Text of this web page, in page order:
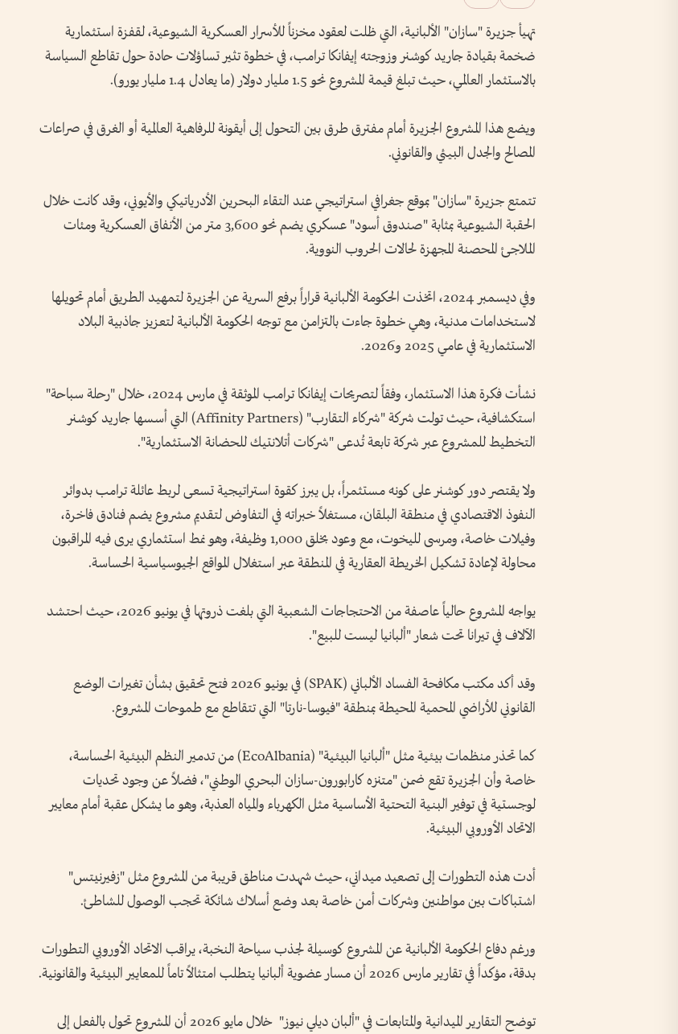
تهيأ جزيرة "سازان" الألبانية، التي ظلت لعقود مخزناً للأسرار العسكرية الشيوعية، لقفزة استثمارية
ضخمة بقيادة جاريد كوشنر وزوجته إيفانكا ترامب، في خطوة تثير تساؤلات حادة حول تقاطع السياسة
بالاستثمار العالمي، حيث تبلغ قيمة المشروع نحو 1.5 مليار دولار (ما يعادل 1.4 مليار يورو).
ويضع هذا المشروع الجزيرة أمام مفترق طرق بين التحول إلى أيقونة للرفاهية العالمية أو الغرق في صراعات
المصالح والجدل البيئي والقانوني.
تتمتع جزيرة "سازان" بموقع جغرافي استراتيجي عند التقاء البحرين الأدرياتيكي والأيوني، وقد كانت خلال
الحقبة الشيوعية بمثابة "صندوق أسود" عسكري يضم نحو 3,600 متر من الأنفاق العسكرية ومئات
الملاجئ المحصنة المجهزة لحالات الحروب النووية.
وفي ديسمبر 2024، اتخذت الحكومة الألبانية قراراً برفع السرية عن الجزيرة لتمهيد الطريق أمام تحويلها
لاستخدامات مدنية، وهي خطوة جاءت بالتزامن مع توجه الحكومة الألبانية لتعزيز جاذبية البلاد
الاستثمارية في عامي 2025 و2026.
نشأت فكرة هذا الاستثمار، وفقاً لتصريحات إيفانكا ترامب الموثقة في مارس 2024، خلال "رحلة سباحة"
استكشافية، حيث تولت شركة "شركاء التقارب" (Affinity Partners) التي أسسها جاريد كوشنر
التخطيط للمشروع عبر شركة تابعة تُدعى "شركات أتلانتيك للحضانة الاستثمارية".
ولا يقتصر دور كوشنر على كونه مستثمراً، بل يبرز كقوة استراتيجية تسعى لربط عائلة ترامب بدوائر
النفوذ الاقتصادي في منطقة البلقان، مستغلاً خبراته في التفاوض لتقديم مشروع يضم فنادق فاخرة،
وفيلات خاصة، ومرسى لليخوت، مع وعود بخلق 1,000 وظيفة، وهو نمط استثماري يرى فيه المراقبون
محاولة لإعادة تشكيل الخريطة العقارية في المنطقة عبر استغلال المواقع الجيوسياسية الحساسة.
يواجه المشروع حالياً عاصفة من الاحتجاجات الشعبية التي بلغت ذروتها في يونيو 2026، حيث احتشد
الآلاف في تيرانا تحت شعار "ألبانيا ليست للبيع".
وقد أكد مكتب مكافحة الفساد الألباني (SPAK) في يونيو 2026 فتح تحقيق بشأن تغيرات الوضع
القانوني للأراضي المحمية المحيطة بمنطقة "فيوسا-نارتا" التي تتقاطع مع طموحات المشروع.
كما تحذر منظمات بيئية مثل "ألبانيا البيئية" (EcoAlbania) من تدمير النظم البيئية الحساسة،
خاصة وأن الجزيرة تقع ضمن "متنزه كارابورون-سازان البحري الوطني"، فضلاً عن وجود تحديات
لوجستية في توفير البنية التحتية الأساسية مثل الكهرباء والمياه العذبة، وهو ما يشكل عقبة أمام معايير
الاتحاد الأوروبي البيئية.
أدت هذه التطورات إلى تصعيد ميداني، حيث شهدت مناطق قريبة من المشروع مثل "زفيرنيتس"
اشتباكات بين مواطنين وشركات أمن خاصة بعد وضع أسلاك شائكة تحجب الوصول للشاطئ.
ورغم دفاع الحكومة الألبانية عن المشروع كوسيلة لجذب سياحة النخبة، يراقب الاتحاد الأوروبي التطورات
بدقة، مؤكداً في تقارير مارس 2026 أن مسار عضوية ألبانيا يتطلب امتثالاً تاماً للمعايير البيئية والقانونية.
توضح التقارير الميدانية والمتابعات في "ألبان ديلي نيوز" خلال مايو 2026 أن المشروع تحول بالفعل إلى